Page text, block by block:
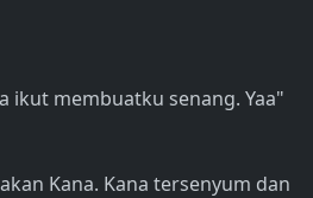
ikut membuatku senang. Yaa"
Kana. Kana tersenyum dan